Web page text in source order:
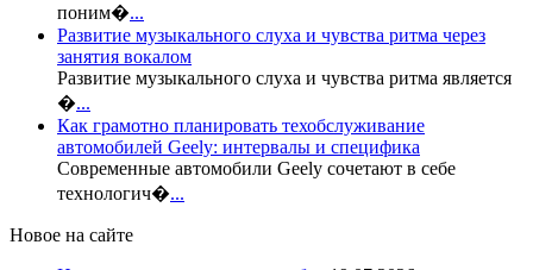
поним�...
Развитие музыкального слуха и чувства ритма через
занятия вокалом
Развитие музыкального слуха и чувства ритма является
�...
Как грамотно планировать техобслуживание
автомобилей Geely: интервалы и специфика
Современные автомобили Geely сочетают в себе
технологич�...
Новое на сайте